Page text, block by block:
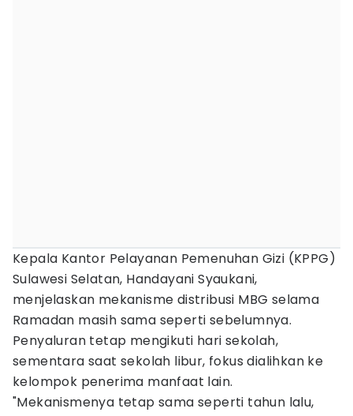
Kepala Kantor Pelayanan Pemenuhan Gizi (KPPG)
Sulawesi Selatan, Handayani Syaukani,
menjelaskan mekanisme distribusi MBG selama
Ramadan masih sama seperti sebelumnya.
Penyaluran tetap mengikuti hari sekolah,
sementara saat sekolah libur, fokus dialihkan ke
kelompok penerima manfaat lain.
"Mekanismenya tetap sama seperti tahun lalu,